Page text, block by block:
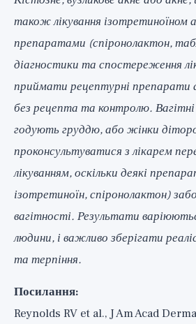
також лікування ізотретиноїном
препаратами (спіронолактон,
діагностики та спостереження
приймати рецептурні препарати
без рецепта та контролю.
годують груддю, або жінки
проконсультуватися з лікарем
лікуванням, оскільки деякі
ізотретиноїн, спіронолактон)
вагітності. Результати
людини, і важливо зберігати
та терпіння.
Посилання:
Reynolds RV et al., J Am Acad